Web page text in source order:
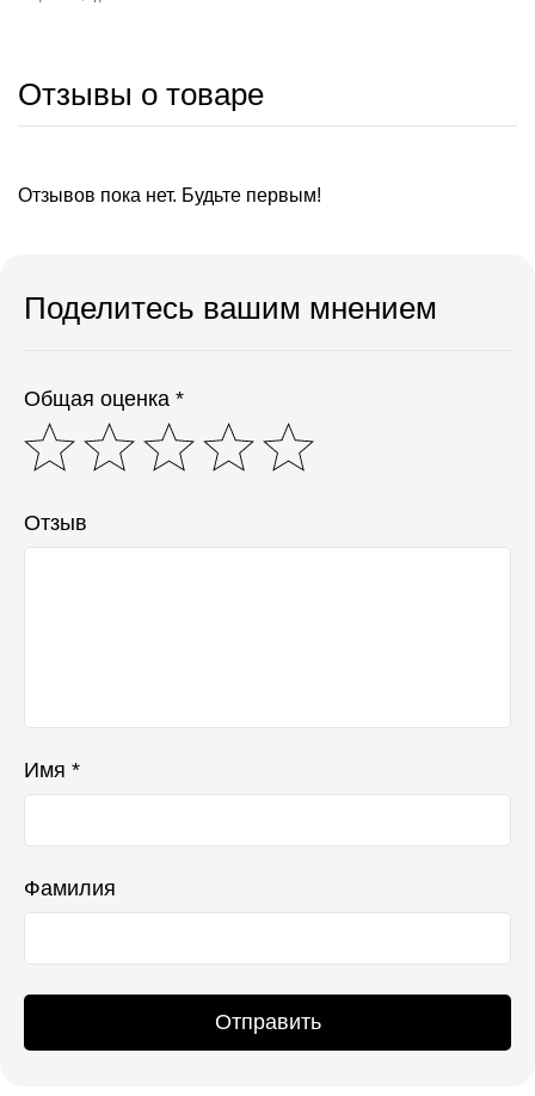
Отзывы о товаре
Отзывов пока нет. Будьте первым!
Поделитесь вашим мнением
Общая оценка *
Отзыв
Имя *
Фамилия
Отправить